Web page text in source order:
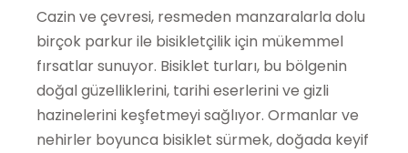
Cazin ve çevresi, resmeden manzaralarla dolu
birçok parkur ile bisikletçilik için mükemmel
fırsatlar sunuyor. Bisiklet turları, bu bölgenin
doğal güzelliklerini, tarihi eserlerini ve gizli
hazinelerini keşfetmeyi sağlıyor. Ormanlar ve
nehirler boyunca bisiklet sürmek, doğada keyif